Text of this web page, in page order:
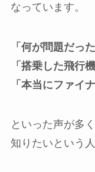
なっています。
「何が問題だっ
「搭乗した飛行
「本当にファイ
といった声が多
知りたいという